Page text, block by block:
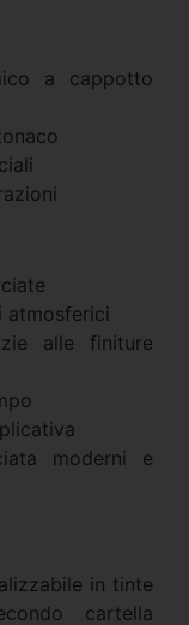
a cappotto
atmosferici
alle finiture
moderni e
in tinte
cartella